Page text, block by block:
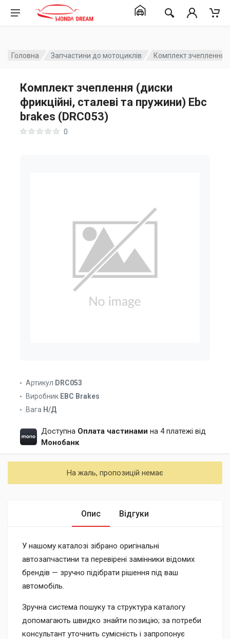
Головна Запчастини до мотоциклів Комплект зчеплення
Комплект зчеплення (диски
фрикційні, сталеві та пружини) Ebc
brakes (DRC053)
0
Артикул DRC053
Виробник EBC Brakes
Вага Н/Д
Доступна Оплата частинами на 4 платежі від
Монобанк
На жаль, пропозицій немає
Опис Відгуки
У нашому каталозі зібрано оригінальні
автозапчастини та перевірені замінники відомих
брендів — зручно підібрати рішення під ваш
автомобіль.
Зручна система пошуку та структура каталогу
допомагають швидко знайти позицію; за потреби
консультант уточнить сумісність і запропонує